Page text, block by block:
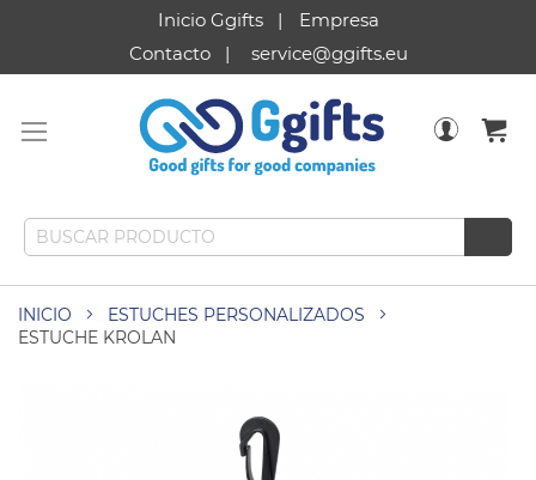
Inicio Ggifts
Empresa
Contacto
service@ggifts.eu
INICIO
ESTUCHES PERSONALIZADOS
ESTUCHE KROLAN